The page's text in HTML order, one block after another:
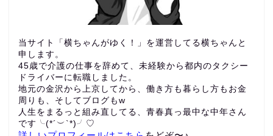
当サイト「横ちゃんがゆく！」を運営してる横ちゃんと
申します。
45歳で介護の仕事を辞めて、未経験から都内のタクシー
ドライバーに転職しました。
地元の金沢から上京してから、働き方も暮らし方もお金
周りも、 そしてブログもw
人生をまるっと組み直してる、青春真っ最中な中年さん
です╰(*´︶`*)╯♡